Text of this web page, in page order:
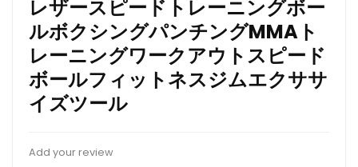
レザースピードトレーニングボー
ルボクシングパンチングMMAト
レーニングワークアウトスピード
ボールフィットネスジムエクササ
イズツール
Add your review